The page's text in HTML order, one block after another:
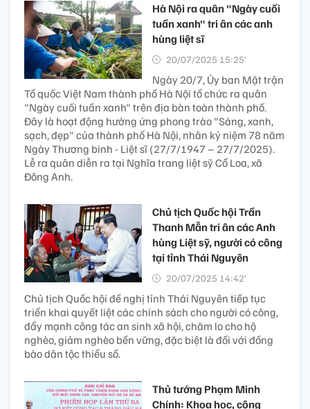
Hà Nội ra quân "Ngày cuối
tuần xanh" tri ân các anh
hùng liệt sĩ
20/07/2025 15:25’
Ngày 20/7, Ủy ban Mặt trận
Tổ quốc Việt Nam thành phố Hà Nội tổ chức ra quân
"Ngày cuối tuần xanh" trên địa bàn toàn thành phố.
Đây là hoạt động hưởng ứng phong trào "Sáng, xanh,
sạch, đẹp" của thành phố Hà Nội, nhân kỷ niệm 78 năm
Ngày Thương binh - Liệt sĩ (27/7/1947 – 27/7/2025).
Lễ ra quân diễn ra tại Nghĩa trang liệt sỹ Cổ Loa, xã
Đông Anh.
Chủ tịch Quốc hội Trần
Thanh Mẫn tri ân các Anh
hùng Liệt sỹ, người có công
tại tỉnh Thái Nguyên
20/07/2025 14:42’
Chủ tịch Quốc hội đề nghị tỉnh Thái Nguyên tiếp tục
triển khai quyết liệt các chính sách cho người có công,
đẩy mạnh công tác an sinh xã hội, chăm lo cho hộ
nghèo, giảm nghèo bền vững, đặc biệt là đối với đồng
bào dân tộc thiểu số.
Thủ tướng Phạm Minh
Chính: Khoa học, công